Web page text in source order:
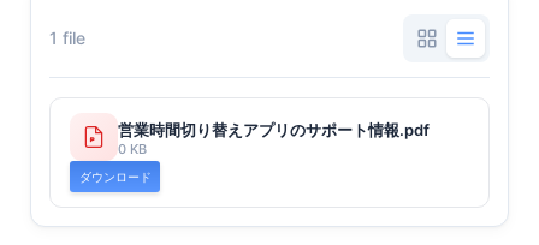
1 file
営業時間切り替えアプリのサポート情報.pdf
0 KB
ダウンロード